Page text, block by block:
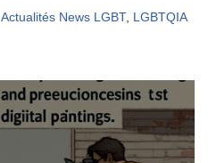
Actualités News LGBT, LGBTQIA